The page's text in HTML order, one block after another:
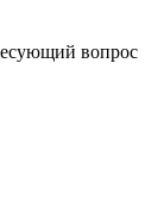
вопрос